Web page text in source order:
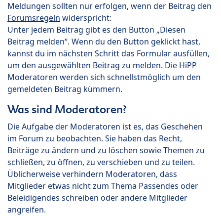
Meldungen sollten nur erfolgen, wenn der Beitrag den
Forumsregeln widerspricht:
Unter jedem Beitrag gibt es den Button „Diesen
Beitrag melden“. Wenn du den Button geklickt hast,
kannst du im nächsten Schritt das Formular ausfüllen,
um den ausgewählten Beitrag zu melden. Die HiPP
Moderatoren werden sich schnellstmöglich um den
gemeldeten Beitrag kümmern.
Was sind Moderatoren?
Die Aufgabe der Moderatoren ist es, das Geschehen
im Forum zu beobachten. Sie haben das Recht,
Beiträge zu ändern und zu löschen sowie Themen zu
schließen, zu öffnen, zu verschieben und zu teilen.
Üblicherweise verhindern Moderatoren, dass
Mitglieder etwas nicht zum Thema Passendes oder
Beleidigendes schreiben oder andere Mitglieder
angreifen.